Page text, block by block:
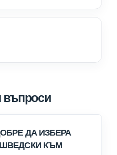
въпроси
ДА ИЗБЕРА
КЪМ